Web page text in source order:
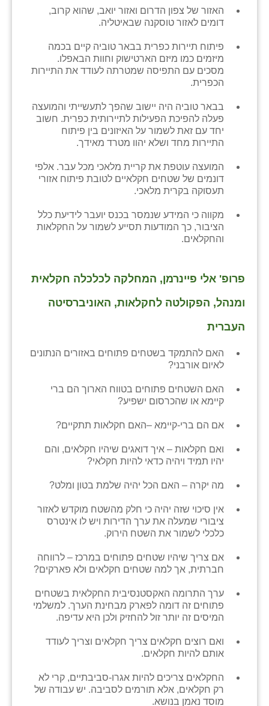
האזור של צפון הדרום ואזור יואב, שהוא קרוב,
דומים לאזור טוסקנה שבאיטליה.
פיתוח תיירות כפרית בבאר טוביה קיים בכמה
מיזמים כמו מיזם הארטישוק וחוות הבאפלו.
מסכים עם התפיסה שמטרתה לעודד את התיירות
הכפרית.
בבאר טוביה היה יישוב שהפך לתעשייתי והמועצה
פעלה להפיכת הפעילות לתיירותית כפרית. חשוב
יחד עם זאת לשמור על האיזונים בין פיתוח
התיירות מחד ושלא יהוו מטרד מאידך.
המועצה עוטפת את קריית מלאכי מכל עבר. אלפי
דונמים של שטחים חקלאיים לטובת פיתוח אזורי
תעסוקה בקרית מלאכי.
מקווה כי המידע שנמסר בכנס יועבר לידיעת כלל
הציבור, כך המודעות תסייע לשמור על החקלאות
והחקלאים.
פרופ' אלי פיינרמן, המחלקה לכלכלה חקלאית
ומנהל, הפקולטה לחקלאות, האוניברסיטה
העברית
האם להתמקד בשטחים פתוחים באזורים הנתונים
לאיום אורבני?
האם השטחים פתוחים בטווח הארוך הם ברי
קיימא או שהכרסום ישפיע?
אם הם ברי-קיימא –האם חקלאות תתקיים?
ואם חקלאות – איך דואגים שיהיו חקלאים, והם
יהיו תמיד ויהיה כדאי להיות חקלאי?
מה יקרה – האם הכל יהיה שלמת בטון ומלט?
אין סיכוי שזה יהיה כי חלק מהשטח מוקדש לאזור
ציבורי שמעלה את ערך הדירות ויש לו אינטרס
כלכלי לשמור את השטח הירוק.
אם צריך שיהיו שטחים פתוחים במרכז – לרווחה
חברתית, אך למה שטחים חקלאים ולא פארקים?
ערך התרומה האקסטנסיבית החקלאית בשטחים
פתוחים זה דומה לפארק מבחינת הערך. למשלמי
המיסים זה יותר זול להחזיק ולכן היא עדיפה.
ואם רוצים חקלאים צריך חקלאים וצריך לעודד
אותם להיות חקלאים.
החקלאים צריכים להיות אגרו-סביבתיים, קרי לא
רק חקלאים, אלא תורמים לסביבה. יש עבודה של
מוסד נאמן בנושא.